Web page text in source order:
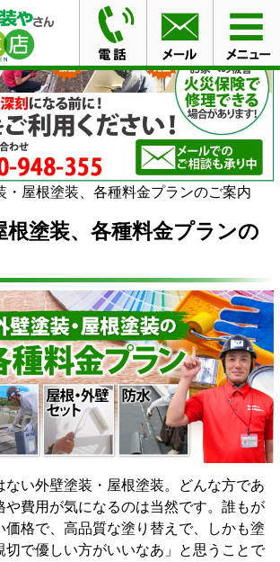
・屋根塗装、各種料金プランのご案内
根塗装、各種料金プランの
い外壁塗装・屋根塗装。どんな方であ
や費用が気になるのは当然です。誰もが
価格で、高品質な塗り替えで、しかも塗
切で優しい方がいいなあ」と思うことで